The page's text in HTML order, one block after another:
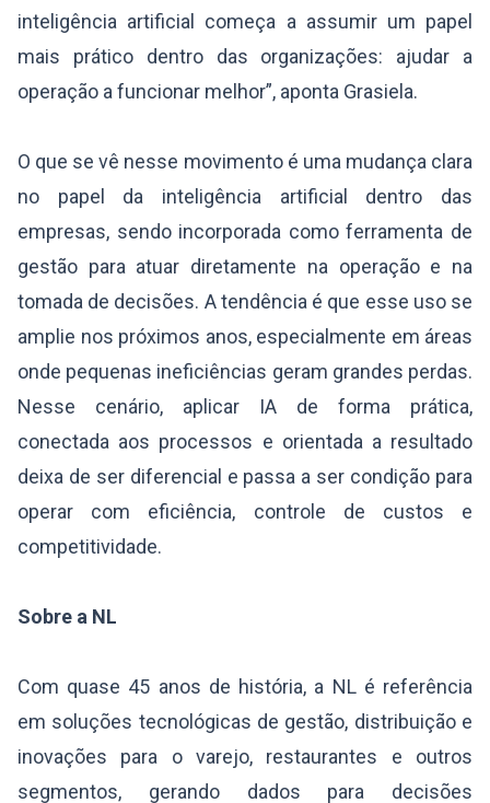
inteligência artificial começa a assumir um papel
mais prático dentro das organizações: ajudar a
operação a funcionar melhor”, aponta Grasiela.
O que se vê nesse movimento é uma mudança clara
no papel da inteligência artificial dentro das
empresas, sendo incorporada como ferramenta de
gestão para atuar diretamente na operação e na
tomada de decisões. A tendência é que esse uso se
amplie nos próximos anos, especialmente em áreas
onde pequenas ineficiências geram grandes perdas.
Nesse cenário, aplicar IA de forma prática,
conectada aos processos e orientada a resultado
deixa de ser diferencial e passa a ser condição para
operar com eficiência, controle de custos e
competitividade.
Sobre a NL
Com quase 45 anos de história, a NL é referência
em soluções tecnológicas de gestão, distribuição e
inovações para o varejo, restaurantes e outros
segmentos, gerando dados para decisões